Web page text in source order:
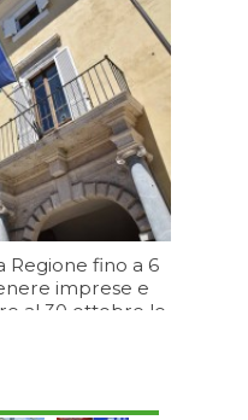
Regione fino a 6
imprese e
al 30 ottobre le